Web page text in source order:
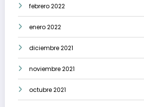
febrero 2022
enero 2022
diciembre 2021
noviembre 2021
octubre 2021